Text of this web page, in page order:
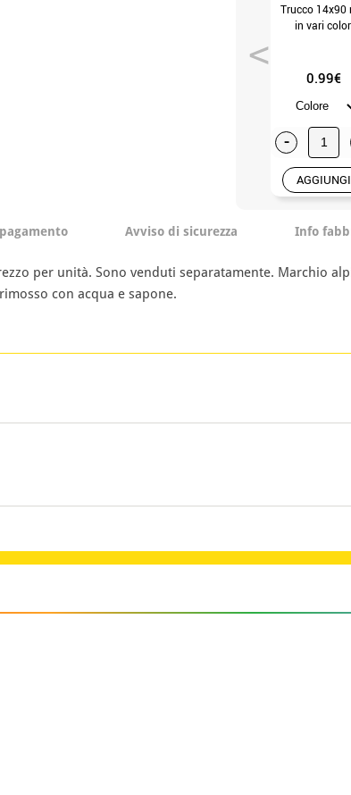
Trucco 14x90
in vari
0.99€
-
AGGIUNGI
Avviso di sicurezza Info
per unità. Sono venduti separatamente. Marchio
con acqua e sapone.